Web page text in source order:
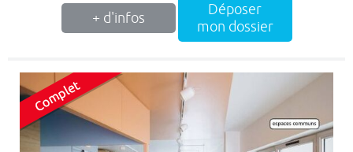
+ d'infos
Déposer
mon dossier